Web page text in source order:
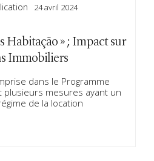
24 avril 2024
Habitação » ; Impact sur
Immobiliers
dans le Programme
plusieurs mesures ayant un
de la location